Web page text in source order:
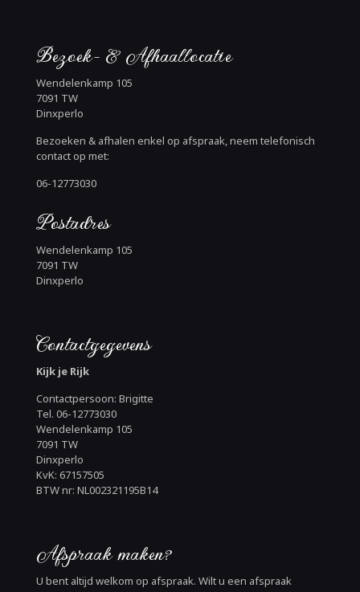
Bezoek- & Afhaallocatie
Wendelenkamp 105
7091 TW
Dinxperlo
Bezoeken & afhalen enkel op afspraak, neem telefonisch
contact op met:
06-12773030
Postadres
Wendelenkamp 105
7091 TW
Dinxperlo
Contactgegevens
Kijk je Rijk
Contactpersoon: Brigitte
Tel. 06-12773030
Wendelenkamp 105
7091 TW
Dinxperlo
KvK: 67157505
BTW nr: NL002321195B14
Afspraak maken?
U bent altijd welkom op afspraak. Wilt u een afspraak